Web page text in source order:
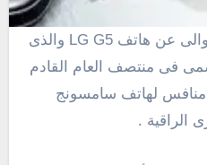
فى منتصف العام القادم
منافس لهاتف سامسونج